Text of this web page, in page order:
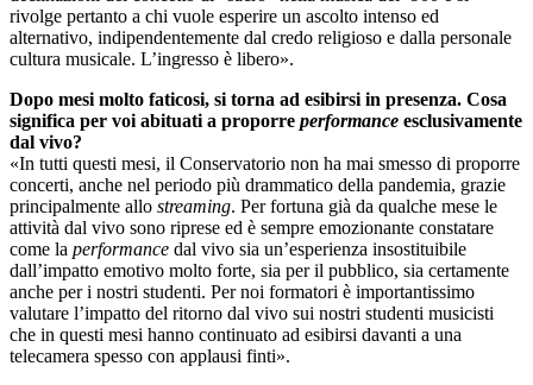
rivolge pertanto a chi vuole esperire un ascolto intenso ed
alternativo, indipendentemente dal credo religioso e dalla personale
cultura musicale. L’ingresso è libero».
Dopo mesi molto faticosi, si torna ad esibirsi in presenza. Cosa
significa per voi abituati a proporre performance esclusivamente
dal vivo?
«In tutti questi mesi, il Conservatorio non ha mai smesso di proporre
concerti, anche nel periodo più drammatico della pandemia, grazie
principalmente allo streaming. Per fortuna già da qualche mese le
attività dal vivo sono riprese ed è sempre emozionante constatare
come la performance dal vivo sia un’esperienza insostituibile
dall’impatto emotivo molto forte, sia per il pubblico, sia certamente
anche per i nostri studenti. Per noi formatori è importantissimo
valutare l’impatto del ritorno dal vivo sui nostri studenti musicisti
che in questi mesi hanno continuato ad esibirsi davanti a una
telecamera spesso con applausi finti».